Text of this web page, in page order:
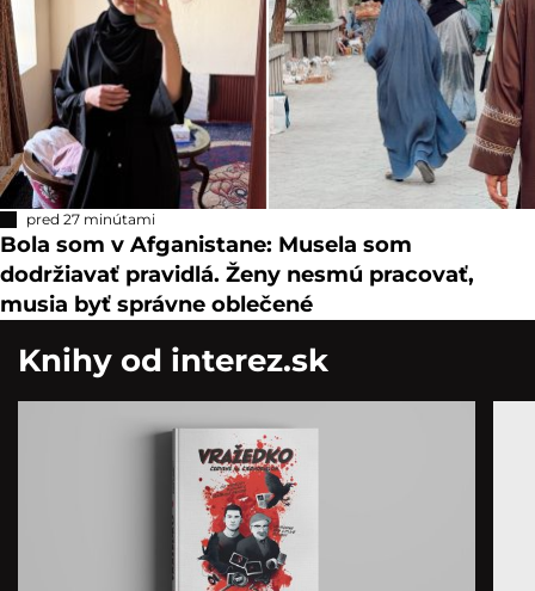
pred 27 minútami
Bola som v Afganistane: Musela som
dodržiavať pravidlá. Ženy nesmú pracovať,
musia byť správne oblečené
Knihy od interez.sk